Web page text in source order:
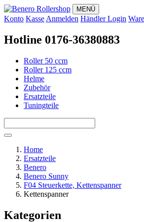
MENÜ
Konto Kasse Anmelden Händler Login
Hotline 0176-36380883
Roller 50 ccm
Roller 125 ccm
Helme
Zubehör
Ersatzteile
Tuningteile
Home
Ersatzteile
Benero
Benero Sunny
F04 Steuerkette, Kettenspanner
Kettenspanner
Kategorien